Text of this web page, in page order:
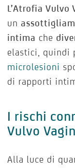
L’Atrofia Vulvo
un
intima che
elastici, quindi
microlesioni
di rapporti
I rischi
Vulvo
Alla luce di